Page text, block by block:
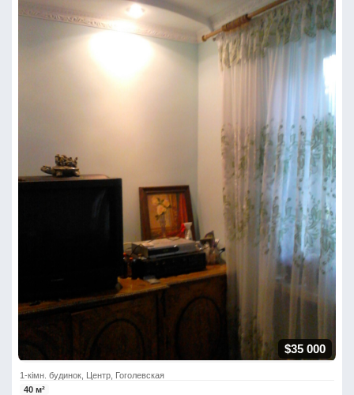
$35 000
1-кімн. будинок, Центр, Гоголевская
40 м²